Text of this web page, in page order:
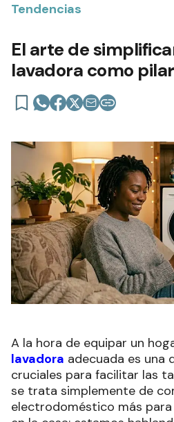
Tendencias
El arte de
lavadora como
A la hora de equipar un
lavadora adecuada es una
cruciales para facilitar las
se trata simplemente de
electrodoméstico más